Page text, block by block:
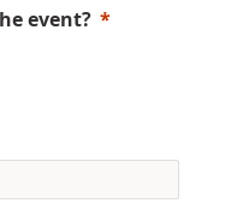
event?